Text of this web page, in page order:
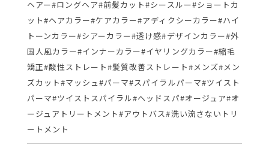
ヘアー#ロングヘア#前髪カット#シースルー#ショートカ
ット#ヘアカラー#ケアカラー#アディクシーカラー#ハイ
トーンカラー#シアーカラー#透け感#デザインカラー#外
国人風カラー#インナーカラー#イヤリングカラー#縮毛
矯正#酸性ストレート#髪質改善ストレート#メンズ#メン
ズカット#マッシュ#パーマ#スパイラルパーマ#ツイスト
パーマ#ツイストスパイラル#ヘッドスパ#オージュア#オ
ージュアトリートメント#アウトバス#洗い流さないトリ
ートメント